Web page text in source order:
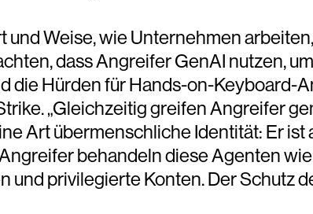
und Weise, wie Unternehmen
dass Angreifer GenAI nutzen,
die Hürden für Hands-on-Keyboard-
„Gleichzeitig greifen Angreifer
Art übermenschliche Identität: Er
behandeln diese Agenten
privilegierte Konten. Der Schutz